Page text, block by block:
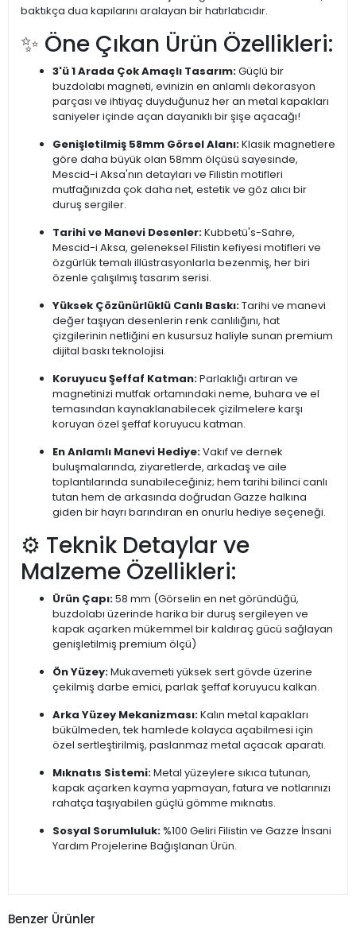
baktıkça dua kapılarını aralayan bir hatırlatıcıdır.
✨ Öne Çıkan Ürün Özellikleri:
3'ü 1 Arada Çok Amaçlı Tasarım:Güçlü bir
buzdolabı magneti, evinizin en anlamlı dekorasyon
parçası ve ihtiyaç duyduğunuz her an metal kapakları
saniyeler içinde açan dayanıklı bir şişe açacağı!
Genişletilmiş 58mm Görsel Alanı:Klasik magnetlere
göre daha büyük olan 58mm ölçüsü sayesinde,
Mescid-i Aksa'nın detayları ve Filistin motifleri
mutfağınızda çok daha net, estetik ve göz alıcı bir
duruş sergiler.
Tarihi ve Manevi Desenler:Kubbetü's-Sahre,
Mescid-i Aksa, geleneksel Filistin kefiyesi motifleri ve
özgürlük temalı illüstrasyonlarla bezenmiş, her biri
özenle çalışılmış tasarım serisi.
Yüksek Çözünürlüklü Canlı Baskı:Tarihi ve manevi
değer taşıyan desenlerin renk canlılığını, hat
çizgilerinin netliğini en kusursuz haliyle sunan premium
dijital baskı teknolojisi.
Koruyucu Şeffaf Katman:Parlaklığı artıran ve
magnetinizi mutfak ortamındaki neme, buhara ve el
temasından kaynaklanabilecek çizilmelere karşı
koruyan özel şeffaf koruyucu katman.
En Anlamlı Manevi Hediye:Vakıf ve dernek
buluşmalarında, ziyaretlerde, arkadaş ve aile
toplantılarında sunabileceğiniz; hem tarihi bilinci canlı
tutan hem de arkasında doğrudan Gazze halkına
giden bir hayrı barındıran en onurlu hediye seçeneği.
⚙️ Teknik Detaylar ve
Malzeme Özellikleri:
Ürün Çapı:58 mm (Görselin en net göründüğü,
buzdolabı üzerinde harika bir duruş sergileyen ve
kapak açarken mükemmel bir kaldıraç gücü sağlayan
genişletilmiş premium ölçü)
Ön Yüzey:Mukavemeti yüksek sert gövde üzerine
çekilmiş darbe emici, parlak şeffaf koruyucu kalkan.
Arka Yüzey Mekanizması:Kalın metal kapakları
bükülmeden, tek hamlede kolayca açabilmesi için
özel sertleştirilmiş, paslanmaz metal açacak aparatı.
Mıknatıs Sistemi:Metal yüzeylere sıkıca tutunan,
kapak açarken kayma yapmayan, fatura ve notlarınızı
rahatça taşıyabilen güçlü gömme mıknatıs.
Sosyal Sorumluluk: %100 Geliri Filistin ve Gazze İnsani
Yardım Projelerine Bağışlanan Ürün.
Benzer Ürünler